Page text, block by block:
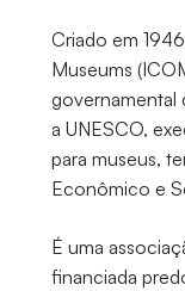
Criado em
Museums
governamental
a UNESCO,
para museus,
Econômico e
É uma
financiada